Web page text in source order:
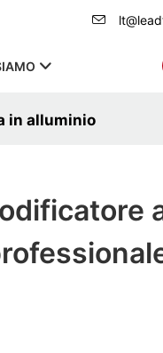
in alluminio